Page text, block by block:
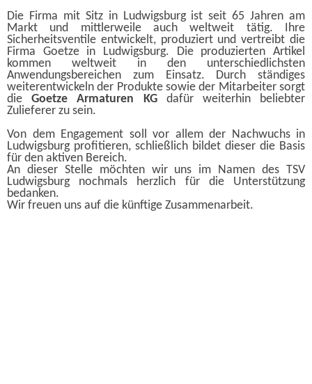
Kontakt
Impressum
Die Firma mit Sitz in Ludwigsburg ist seit 65 Jahren am
Markt und mittlerweile auch weltweit tätig. Ihre
Sicherheitsventile entwickelt, produziert und vertreibt die
Firma Goetze in Ludwigsburg. Die produzierten Artikel
kommen weltweit in den unterschiedlichsten
Anwendungsbereichen zum Einsatz. Durch ständiges
weiterentwickeln der Produkte sowie der Mitarbeiter sorgt
dieGoetze Armaturen KGdafür weiterhin beliebter
Zulieferer zu sein.
Von dem Engagement soll vor allem der Nachwuchs in
Ludwigsburg profitieren, schließlich bildet dieser die Basis
für den aktiven Bereich.
An dieser Stelle möchten wir uns im Namen des TSV
Ludwigsburg nochmals herzlich für die Unterstützung
bedanken.
Wir freuen uns auf die künftige Zusammenarbeit.